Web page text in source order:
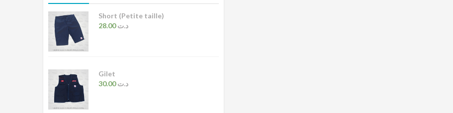
Short (Petite taille)
28.00د.ت
Gilet
30.00د.ت